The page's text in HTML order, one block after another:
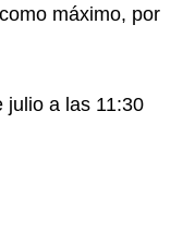
máximo, por
julio a las 11:30